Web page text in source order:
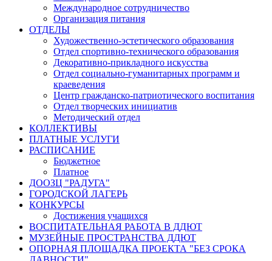
Международное сотрудничество
Организация питания
ОТДЕЛЫ
Художественно-эстетического образования
Отдел спортивно-технического образования
Декоративно-прикладного искусства
Отдел социально-гуманитарных программ и
краеведения
Центр гражданско-патриотического воспитания
Отдел творческих инициатив
Методический отдел
КОЛЛЕКТИВЫ
ПЛАТНЫЕ УСЛУГИ
РАСПИСАНИЕ
Бюджетное
Платное
ДООЗЦ "РАДУГА"
ГОРОДСКОЙ ЛАГЕРЬ
КОНКУРСЫ
Достижения учащихся
ВОСПИТАТЕЛЬНАЯ РАБОТА В ДДЮТ
МУЗЕЙНЫЕ ПРОСТРАНСТВА ДДЮТ
ОПОРНАЯ ПЛОЩАДКА ПРОЕКТА "БЕЗ СРОКА